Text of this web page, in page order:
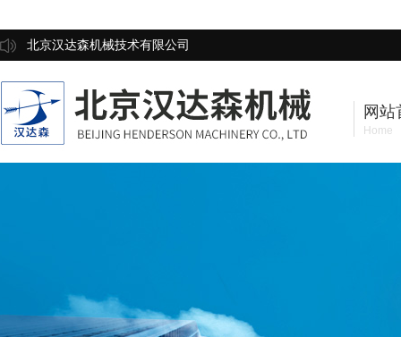
北京汉达森机械技术有限公司
网站
Home